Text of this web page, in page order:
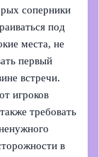
соперники
под
места, не
первый
встречи.
игроков
требовать
в